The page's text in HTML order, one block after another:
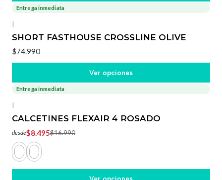
Entrega inmediata
|
SHORT FASTHOUSE CROSSLINE OLIVE
$74.990
Ver opciones
Entrega inmediata
|
CALCETINES FLEXAIR 4 ROSADO
desde$8.495$16.990